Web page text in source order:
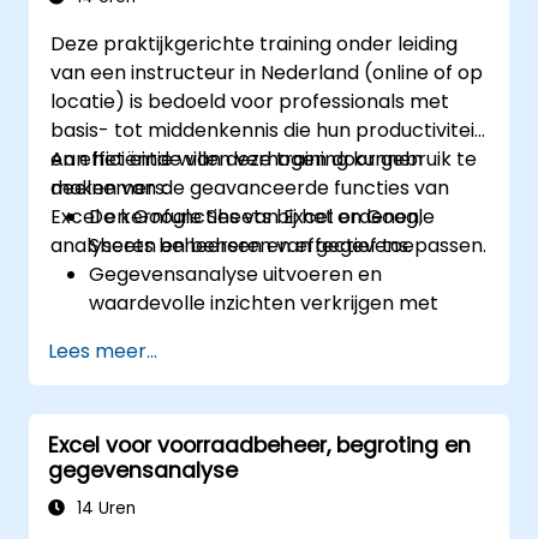
berekeningen en rapportage.
Deze praktijkgerichte training onder leiding
van een instructeur in Nederland (online of op
locatie) is bedoeld voor professionals met
basis- tot middenkennis die hun productiviteit
en efficiëntie willen verhogen door gebruik te
maken van de geavanceerde functies van
Excel en Google Sheets bij het ordenen,
analyseren en beheren van gegevens.
Aan het einde van deze training kunnen
deelnemers:
De kernfuncties van Excel en Google
Sheets beheersen en effectief toepassen.
Gegevensanalyse uitvoeren en
waardevolle inzichten verkrijgen met
spreadsheets.
In real-time samenwerken via Google
Sheets voor naadloze
teamwerkzaamheden.
Herbruikbare sjablonen maken voor
rapportage, voortgangsmonitoring en
Lees meer...
Excel voor voorraadbeheer, begroting en
gegevensanalyse
14 Uren